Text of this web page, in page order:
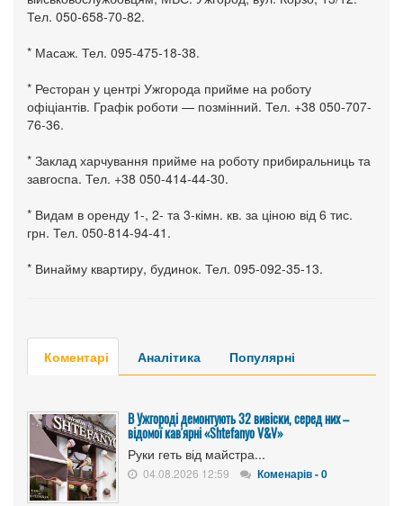
Тел. 050-658-70-82.
* Масаж. Тел. 095-475-18-38.
* Ресторан у центрі Ужгорода прийме на роботу
офіціантів. Графік роботи — позмінний. Тел. +38 050-707-
76-36.
* Заклад харчування прийме на роботу прибиральниць та
завгоспа. Тел. +38 050-414-44-30.
* Видам в оренду 1-, 2- та 3-кімн. кв. за ціною від 6 тис.
грн. Тел. 050-814-94-41.
* Винайму квартиру, будинок. Тел. 095-092-35-13.
Коментарі Аналітика Популярні
В Ужгороді демонтують 32 вивіски, серед них –
відомої кав'ярні «Shtefanyo V&V»
Руки геть від майстра...
04.08.2026 12:59 Коменарів - 0